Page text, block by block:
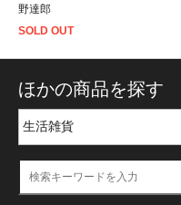
野達郎
SOLD OUT
ほかの商品を探す